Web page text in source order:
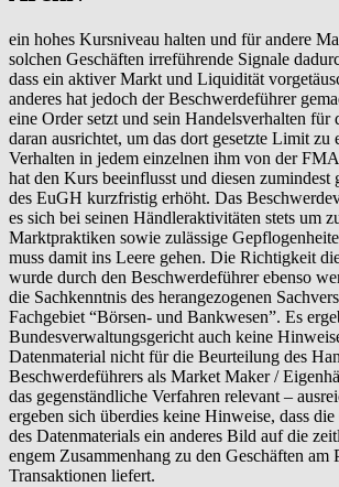
ein hohes Kursniveau halten und für andere
solchen Geschäften irreführende Signale
dass ein aktiver Markt und Liquidität
anderes hat jedoch der Beschwerdeführer
eine Order setzt und sein Handelsverhalten für
daran ausrichtet, um das dort gesetzte Limit zu
Verhalten in jedem einzelnen ihm von der
hat den Kurs beeinflusst und diesen zumindest
des EuGH kurzfristig erhöht. Das
es sich bei seinen Händleraktivitäten stets um
Marktpraktiken sowie zulässige
muss damit ins Leere gehen. Die Richtigkeit
wurde durch den Beschwerdeführer ebenso
die Sachkenntnis des herangezogenen
Fachgebiet “Börsen- und Bankwesen”. Es
Bundesverwaltungsgericht auch keine
Datenmaterial nicht für die Beurteilung des
Beschwerdeführers als Market Maker /
das gegenständliche Verfahren relevant –
ergeben sich überdies keine Hinweise, dass
des Datenmaterials ein anderes Bild auf die
engem Zusammenhang zu den Geschäften am
Transaktionen liefert.